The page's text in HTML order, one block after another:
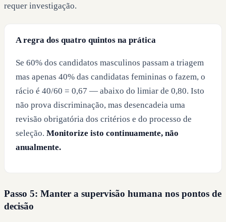
requer investigação.
A regra dos quatro quintos na prática
Se 60% dos candidatos masculinos passam a triagem
mas apenas 40% das candidatas femininas o fazem, o
rácio é 40/60 = 0,67 — abaixo do limiar de 0,80. Isto
não prova discriminação, mas desencadeia uma
revisão obrigatória dos critérios e do processo de
seleção. Monitorize isto continuamente, não
anualmente.
Passo 5: Manter a supervisão humana nos pontos de
decisão